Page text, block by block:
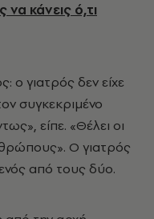
να κάνεις ό,τι
ο γιατρός δεν είχε
συγκεκριμένο
είπε. «Θέλει οι
Ο γιατρός
από τους δύο.